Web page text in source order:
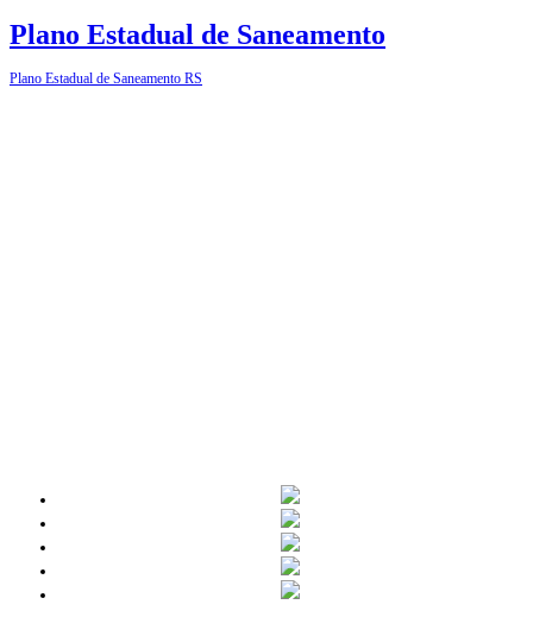
Plano Estadual de Saneamento
Plano Estadual de Saneamento RS